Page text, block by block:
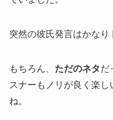
突然の彼氏発言はかなり
もちろん、 ただのネタだ
スナーもノリが良く楽
ね。